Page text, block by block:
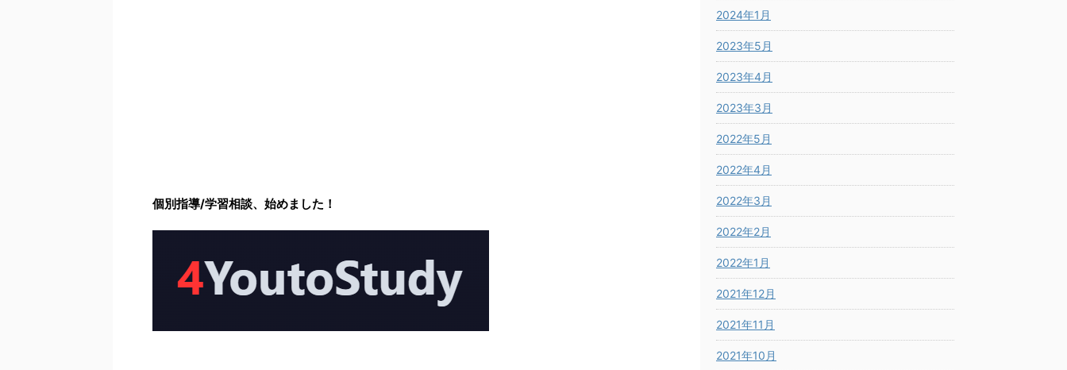
個別指導/学習相談、始めました！
2024年1月
2023年5月
2023年4月
2023年3月
2022年5月
2022年4月
2022年3月
2022年2月
2022年1月
2021年12月
2021年11月
2021年10月